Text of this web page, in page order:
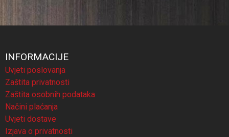
INFORMACIJE
Uvjeti poslovanja
Zaštita privatnosti
Zaštita osobnih podataka
Načini plaćanja
Uvjeti dostave
Izjava o privatnosti